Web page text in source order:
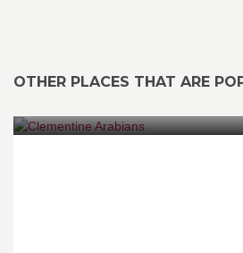
OTHER PLACES THAT ARE